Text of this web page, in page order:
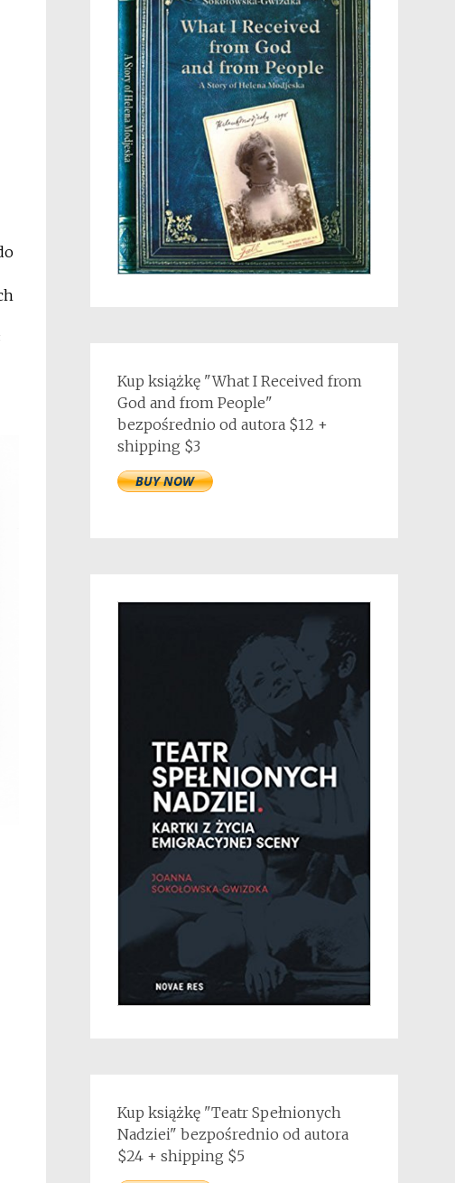
Kup książkę "What I Received from
God and from People"
bezpośrednio od autora $12 +
shipping $3
Kup książkę "Teatr Spełnionych
Nadziei" bezpośrednio od autora
$24 + shipping $5